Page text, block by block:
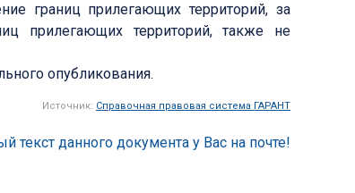
границ прилегающих территорий, за
прилегающих территорий, также не
опубликования.
Источник: Справочная правовая система ГАРАНТ